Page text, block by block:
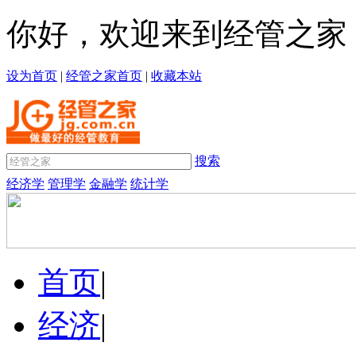
你好，欢迎来到经管之家
设为首页 | 经管之家首页 | 收藏本站
搜索
经济学 管理学 金融学 统计学
首页|
经济|